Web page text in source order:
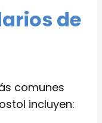
de
comunes
incluyen: